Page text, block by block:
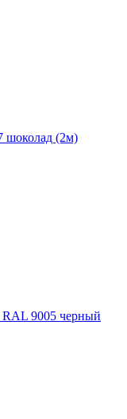
шоколад (2м)
9005 черный